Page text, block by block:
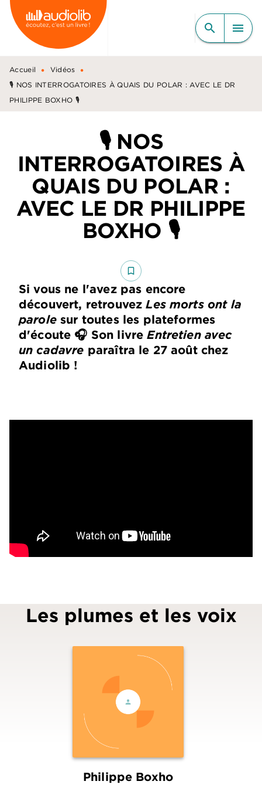
MENU RECHERCHE
CONTENU
PIED DE PAGE
search menu
Accueil • Vidéos •
🎙️ NOS INTERROGATOIRES À QUAIS DU POLAR : AVEC LE DR
PHILIPPE BOXHO 🎙️
🎙️ NOS
INTERROGATOIRES À
QUAIS DU POLAR :
AVEC LE DR PHILIPPE
BOXHO 🎙️
bookmark_border
Si vous ne l'avez pas encore
découvert, retrouvezLes morts ont la
parolesur toutes les plateformes
d'écoute 🎧 Son livreEntretien avec
un cadavre paraîtra le 27 août chez
Audiolib !
Les plumes et les voix
Philippe Boxho